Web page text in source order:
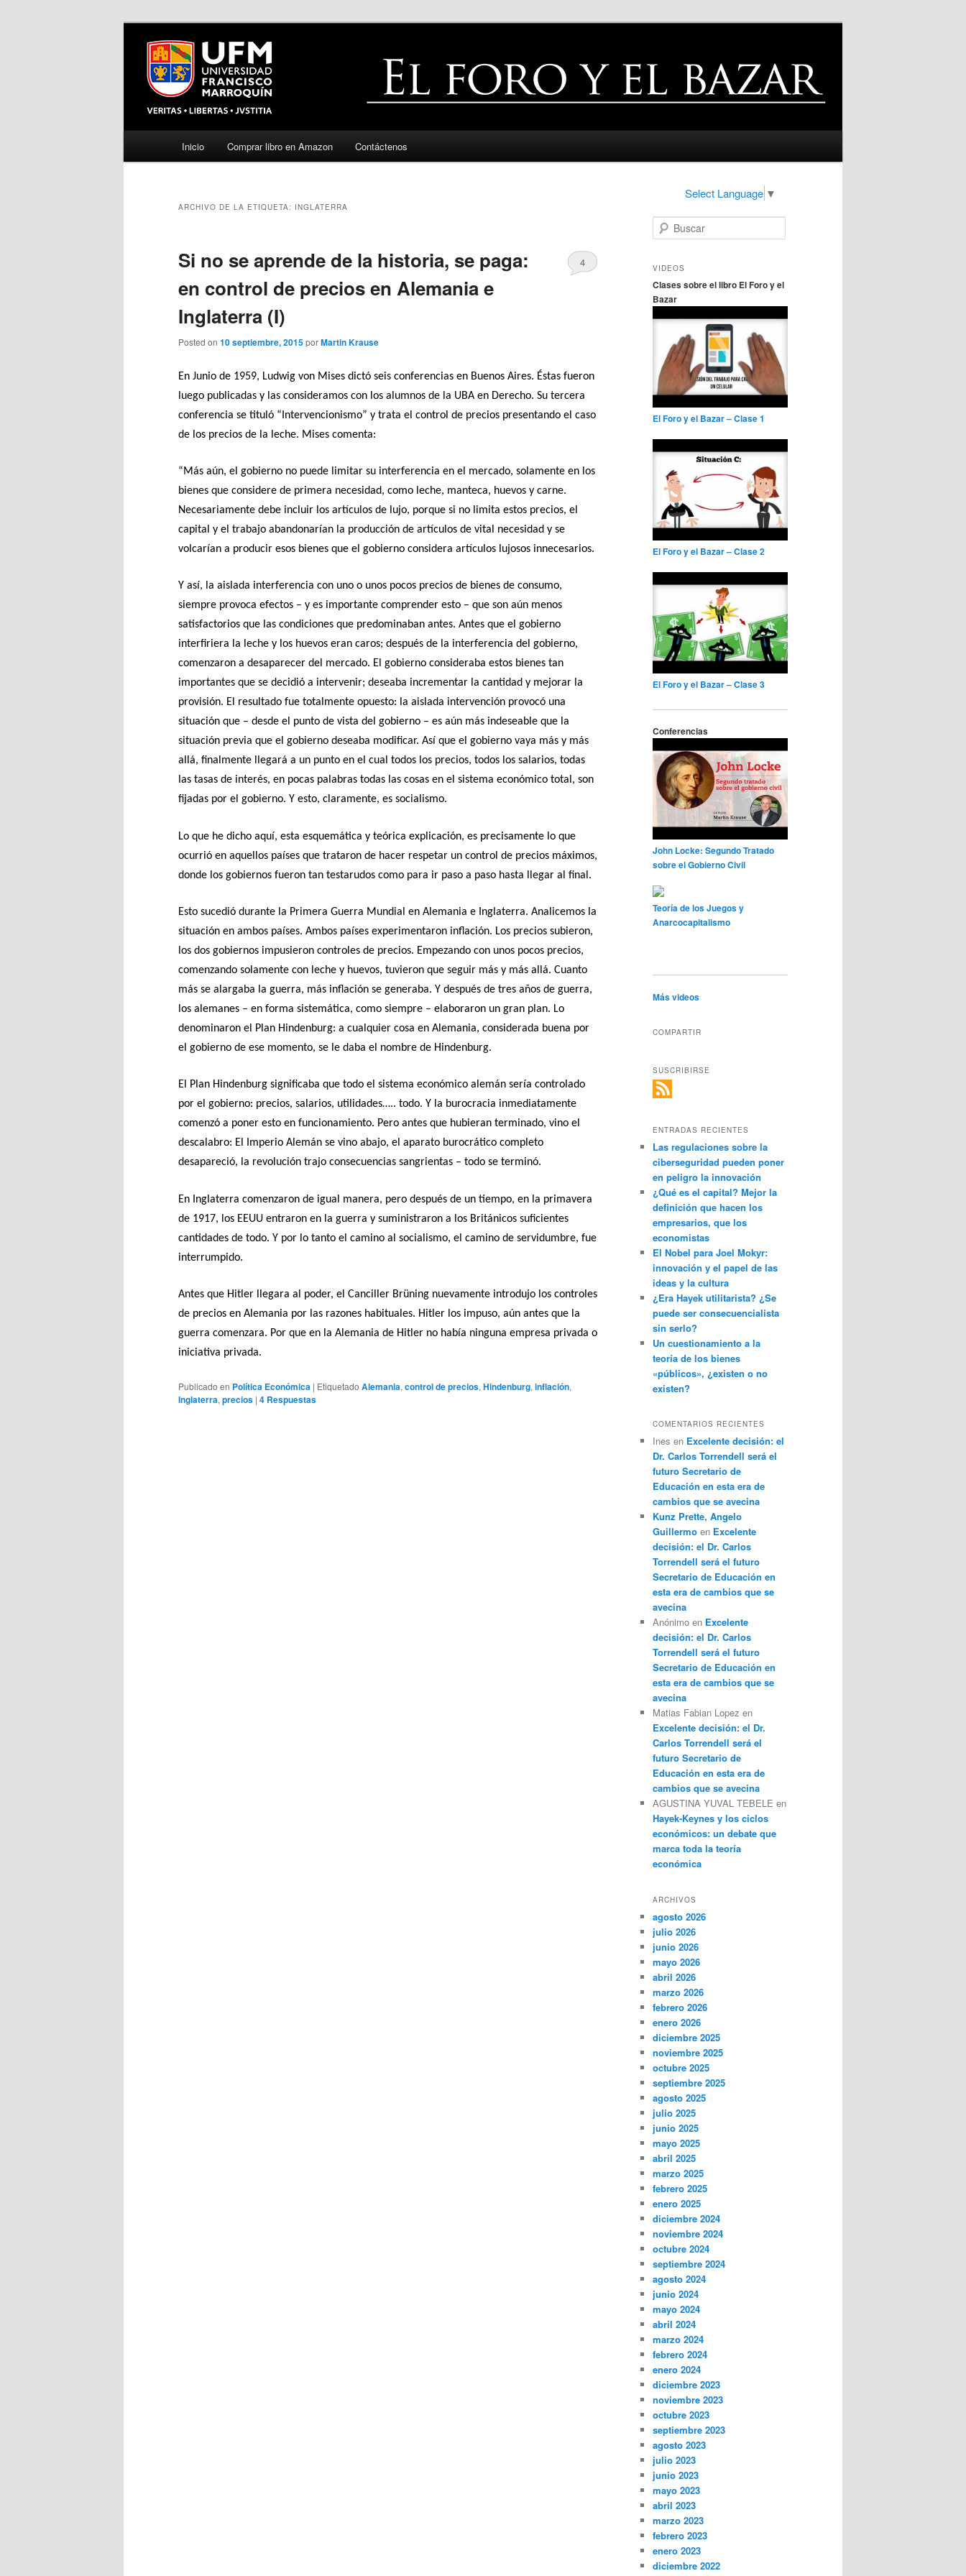
Ir
principal
Ir
secundario
Inicio Comprar libro en Amazon Contáctenos
Select Language ▼
ARCHIVO DE LA ETIQUETA: INGLATERRA
Si no se aprende de la historia, se paga:
en control de precios en Alemania e
Inglaterra (I)
Posted on 10 septiembre, 2015porMartin Krause
4
En Junio de 1959, Ludwig von Mises dictó seis conferencias en Buenos Aires. Éstas fueron
luego publicadas y las consideramos con los alumnos de la UBA en Derecho. Su tercera
conferencia se tituló “Intervencionismo” y trata el control de precios presentando el caso
de los precios de la leche. Mises comenta:
“Más aún, el gobierno no puede limitar su interferencia en el mercado, solamente en los
bienes que considere de primera necesidad, como leche, manteca, huevos y carne.
Necesariamente debe incluir los artículos de lujo, porque si no limita estos precios, el
capital y el trabajo abandonarían la producción de artículos de vital necesidad y se
volcarían a producir esos bienes que el gobierno considera artículos lujosos innecesarios.
Y así, la aislada interferencia con uno o unos pocos precios de bienes de consumo,
siempre provoca efectos – y es importante comprender esto – que son aún menos
satisfactorios que las condiciones que predominaban antes. Antes que el gobierno
interfiriera la leche y los huevos eran caros; después de la interferencia del gobierno,
comenzaron a desaparecer del mercado. El gobierno consideraba estos bienes tan
importantes que se decidió a intervenir; deseaba incrementar la cantidad y mejorar la
provisión. El resultado fue totalmente opuesto: la aislada intervención provocó una
situación que – desde el punto de vista del gobierno – es aún más indeseable que la
situación previa que el gobierno deseaba modificar. Así que el gobierno vaya más y más
allá, finalmente llegará a un punto en el cual todos los precios, todos los salarios, todas
las tasas de interés, en pocas palabras todas las cosas en el sistema económico total, son
fijadas por el gobierno. Y esto, claramente, es socialismo.
Lo que he dicho aquí, esta esquemática y teórica explicación, es precisamente lo que
ocurrió en aquellos países que trataron de hacer respetar un control de precios máximos,
donde los gobiernos fueron tan testarudos como para ir paso a paso hasta llegar al final.
Esto sucedió durante la Primera Guerra Mundial en Alemania e Inglaterra. Analicemos la
situación en ambos países. Ambos países experimentaron inflación. Los precios subieron,
los dos gobiernos impusieron controles de precios. Empezando con unos pocos precios,
comenzando solamente con leche y huevos, tuvieron que seguir más y más allá. Cuanto
más se alargaba la guerra, más inflación se generaba. Y después de tres años de guerra,
los alemanes – en forma sistemática, como siempre – elaboraron un gran plan. Lo
denominaron el Plan Hindenburg: a cualquier cosa en Alemania, considerada buena por
el gobierno de ese momento, se le daba el nombre de Hindenburg.
El Plan Hindenburg significaba que todo el sistema económico alemán sería controlado
por el gobierno: precios, salarios, utilidades….. todo. Y la burocracia inmediatamente
comenzó a poner esto en funcionamiento. Pero antes que hubieran terminado, vino el
descalabro: El Imperio Alemán se vino abajo, el aparato burocrático completo
desapareció, la revolución trajo consecuencias sangrientas – todo se terminó.
En Inglaterra comenzaron de igual manera, pero después de un tiempo, en la primavera
de 1917, los EEUU entraron en la guerra y suministraron a los Británicos suficientes
cantidades de todo. Y por lo tanto el camino al socialismo, el camino de servidumbre, fue
interrumpido.
Antes que Hitler llegara al poder, el Canciller Brüning nuevamente introdujo los controles
de precios en Alemania por las razones habituales. Hitler los impuso, aún antes que la
guerra comenzara. Por que en la Alemania de Hitler no había ninguna empresa privada o
iniciativa privada.
Publicado en Política Económica | Etiquetado Alemania, control de precios, Hindenburg, inflación,
Inglaterra, precios | 4 Respuestas
u
c
r
VIDEOS
Clases sobre el libro El Foro y el
Bazar
El Foro y el Bazar – Clase 1
El Foro y el Bazar – Clase 2
El Foro y el Bazar – Clase 3
Conferencias
John Locke: Segundo Tratado
sobre el Gobierno Civil
Teoría de los Juegos y
Anarcocapitalismo
Más videos
COMPARTIR
SUSCRIBIRSE
ENTRADAS RECIENTES
Las regulaciones sobre la
ciberseguridad pueden poner
en peligro la innovación
¿Qué es el capital? Mejor la
definición que hacen los
empresarios, que los
economistas
El Nobel para Joel Mokyr:
innovación y el papel de las
ideas y la cultura
¿Era Hayek utilitarista? ¿Se
puede ser consecuencialista
sin serlo?
Un cuestionamiento a la
teoría de los bienes
«públicos», ¿existen o no
existen?
COMENTARIOS RECIENTES
Ines en Excelente decisión: el
Dr. Carlos Torrendell será el
futuro Secretario de
Educación en esta era de
cambios que se avecina
Kunz Prette, Angelo
Guillermo en Excelente
decisión: el Dr. Carlos
Torrendell será el futuro
Secretario de Educación en
esta era de cambios que se
avecina
Anónimo en Excelente
decisión: el Dr. Carlos
Torrendell será el futuro
Secretario de Educación en
esta era de cambios que se
avecina
Matias Fabian Lopez en
Excelente decisión: el Dr.
Carlos Torrendell será el
futuro Secretario de
Educación en esta era de
cambios que se avecina
AGUSTINA YUVAL TEBELE en
Hayek-Keynes y los ciclos
económicos: un debate que
marca toda la teoría
económica
ARCHIVOS
agosto 2026
julio 2026
junio 2026
mayo 2026
abril 2026
marzo 2026
febrero 2026
enero 2026
diciembre 2025
noviembre 2025
octubre 2025
septiembre 2025
agosto 2025
julio 2025
junio 2025
mayo 2025
abril 2025
marzo 2025
febrero 2025
enero 2025
diciembre 2024
noviembre 2024
octubre 2024
septiembre 2024
agosto 2024
junio 2024
mayo 2024
abril 2024
marzo 2024
febrero 2024
enero 2024
diciembre 2023
noviembre 2023
octubre 2023
septiembre 2023
agosto 2023
julio 2023
junio 2023
mayo 2023
abril 2023
marzo 2023
febrero 2023
enero 2023
diciembre 2022